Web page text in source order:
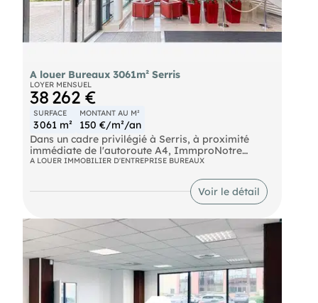
A louer Bureaux 3061m² Serris
LOYER MENSUEL
38 262 €
SURFACE
3 061 m²
MONTANT AU M²
150 €/m²/an
Dans un cadre privilégié à Serris, à proximité
immédiate de l'autoroute A4, ImmproNotre
équipepropose des bureaux de standing d'une
Bus Le Prieuré - Parc d'Entreprises (BUS-47, BUS-
32) RER Val d'Europe (A) RER Chessy - Marne la
Vallée (A) Autoroute A4 SNCF Gare TGV de
Chessy - Marne la Vallée Ouigo Chessy - Marne la
Vallée Eurostar Chessy - Marne la Vallée Thalys
Chessy - Marne la Vallée Aéroport Paris - CDG
A LOUER IMMOBILIER D'ENTREPRISE BUREAUX
Voir le détail